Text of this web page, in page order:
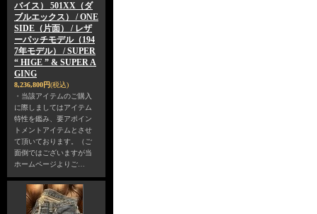
バイス） 501XX（ダ
ブルエックス） / ONE
SIDE（片面） / レザ
ーパッチモデル（194
7年モデル） / SUPER
“ HIGE ” & SUPER A
GING
8,236,800円(税込)
・当該アイテムのご購入
に際しましてはアイテム
特性を鑑み、要アポイン
トメントアイテムとさせ
て頂いております。（ご
面倒ではございますが当
ホームページよりご…